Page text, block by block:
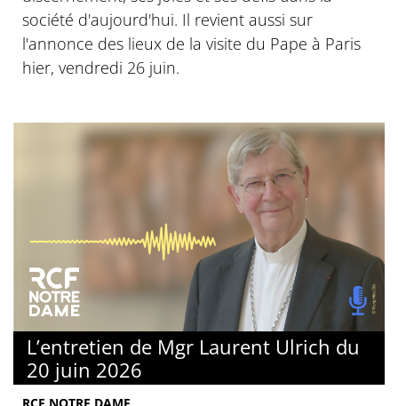
société d'aujourd'hui. Il revient aussi sur
l'annonce des lieux de la visite du Pape à Paris
hier, vendredi 26 juin.
L’entretien de Mgr Laurent Ulrich du
20 juin 2026